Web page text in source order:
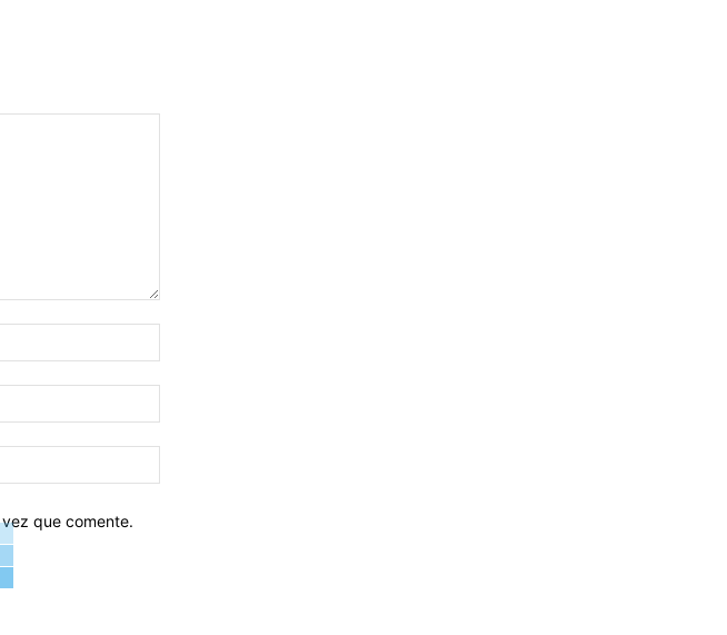
electrónico:*
web:
que comente.